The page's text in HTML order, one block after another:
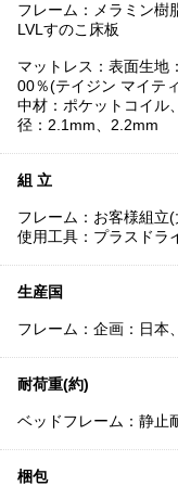
フレーム：メラミン樹
LVLすのこ床板
マットレス：表面生地
00％(テイジン マイテ
中材：ポケットコイル
径：2.1mm、2.2mm
組 立
フレーム：お客様組立
使用工具：プラスドラ
生産国
フレーム：企画：日本
耐荷重(約)
ベッドフレーム：静止
梱包